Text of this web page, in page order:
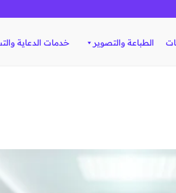
الطباعة والتصوير خدمات الدعاية